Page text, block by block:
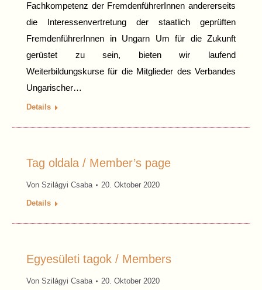
Fachkompetenz der FremdenführerInnen andererseits
die Interessenvertretung der staatlich geprüften
FremdenführerInnen in Ungarn Um für die Zukunft
gerüstet zu sein, bieten wir laufend
Weiterbildungskurse für die Mitglieder des Verbandes
Ungarischer…
Details
Tag oldala / Member’s page
Von Szilágyi Csaba 20. Oktober 2020
Details
Egyesületi tagok / Members
Von Szilágyi Csaba 20. Oktober 2020